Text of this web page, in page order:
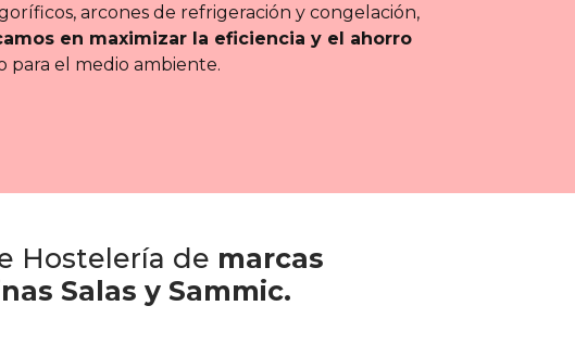
arcones de refrigeración y congelación,
en maximizar la eficiencia y el ahorro
el medio ambiente.
Hostelería de marcas
Salas y Sammic.